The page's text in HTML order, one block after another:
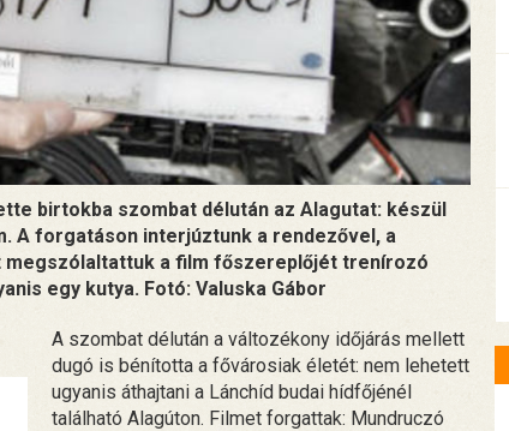
birtokba szombat délután az Alagutat: készül
A forgatáson interjúztunk a rendezővel, a
a film főszereplőjét trenírozó
egy kutya. Fotó: Valuska Gábor
A szombat délután a változékony időjárás mellett
dugó is bénította a fővárosiak életét: nem lehetett
ugyanis áthajtani a Lánchíd budai hídfőjénél
található Alagúton. Filmet forgattak: Mundruczó